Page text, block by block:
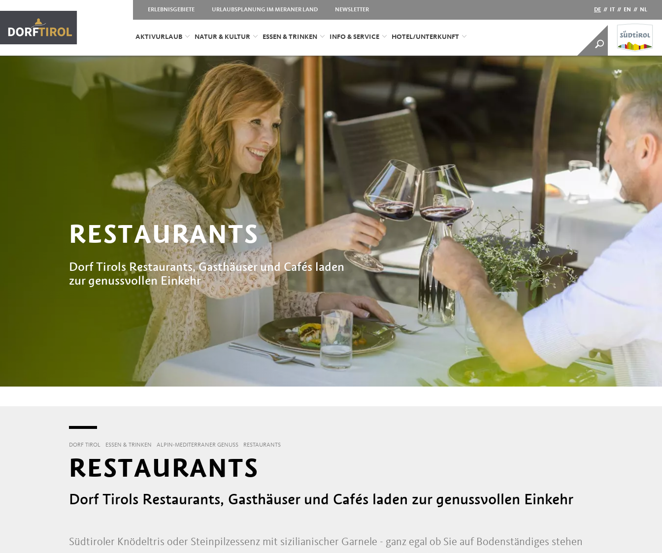
ERLEBNISGEBIETE URLAUBSPLANUNG IM MERANER LAND NEWSLETTER DE // IT // EN // NL
AKTIVURLAUB NATUR & KULTUR ESSEN & TRINKEN INFO & SERVICE HOTEL/UNTERKUNFT
RESTAURANTS
Dorf Tirols Restaurants, Gasthäuser und Cafés laden
zur genussvollen Einkehr
DORF TIROL ESSEN & TRINKEN ALPIN-MEDITERRANER GENUSS RESTAURANTS
RESTAURANTS
Dorf Tirols Restaurants, Gasthäuser und Cafés laden zur genussvollen Einkehr
Südtiroler Knödeltris oder Steinpilzessenz mit sizilianischer Garnele - ganz egal ob Sie auf Bodenständiges stehen